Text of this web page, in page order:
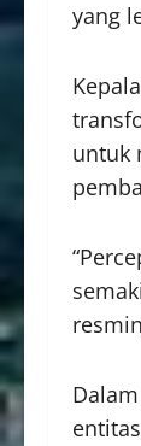
yang
untuk